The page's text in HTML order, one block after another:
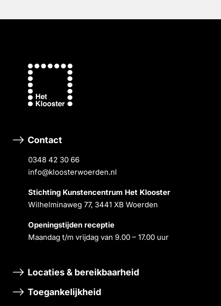
Contact
0348 42 30 66
info@kloosterwoerden.nl
Stichting Kunstencentrum Het Klooster
Wilhelminaweg 77, 3441 XB Woerden
Openingstĳden receptie
Maandag t/m vrĳdag van 9.00 – 17.00 uur
Locaties & bereikbaarheid
Toegankelijkheid